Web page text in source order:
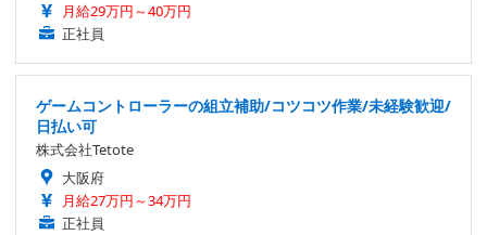
月給29万円～40万円
正社員
ゲームコントローラーの組立補助/コツコツ作業/未経験歓迎/
日払い可
株式会社Tetote
大阪府
月給27万円～34万円
正社員